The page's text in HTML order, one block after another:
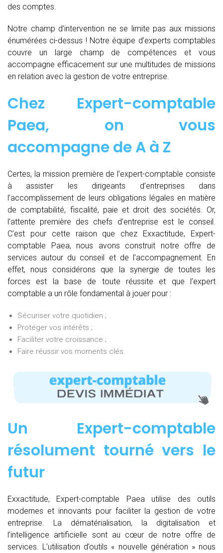
des comptes.
Notre champ d’intervention ne se limite pas aux missions
énumérées ci-dessus ! Notre équipe d’experts comptables
couvre un large champ de compétences et vous
accompagne efficacement sur une multitudes de missions
en relation avec la gestion de votre entreprise.
Chez Expert-comptable
Paea, on vous
accompagne deA à Z
Certes, la mission première de l’expert-comptable consiste
à assister les dirigeants d’entreprises dans
l’accomplissement de leurs obligations légales en matière
de comptabilité, fiscalité, paie et droit des sociétés. Or,
l’attente première des chefs d’entreprise est le conseil.
C’est pour cette raison que chez Exxactitude, Expert-
comptable Paea, nous avons construit notre offre de
services autour du conseil et de l’accompagnement. En
effet, nous considérons que la synergie de toutes les
forces est la base de toute réussite et que l’expert
comptable a un rôle fondamental à jouer pour :
Sécuriser votre quotidien ;
Protéger vos intérêts ;
Faciliter votre croissance ;
Faire réussir vos moments clés.
Un Expert-comptable
résolument tourné vers le
futur
Exxactitude, Expert-comptable Paea utilise des outils
modernes et innovants pour faciliter la gestion de votre
entreprise. La dématérialisation, la digitalisation et
l’intelligence artificielle sont au cœur de notre offre de
services. L’utilisation d’outils « nouvelle génération » nous